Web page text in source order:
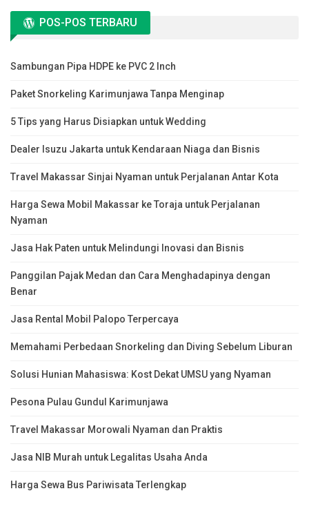
POS-POS TERBARU
Sambungan Pipa HDPE ke PVC 2 Inch
Paket Snorkeling Karimunjawa Tanpa Menginap
5 Tips yang Harus Disiapkan untuk Wedding
Dealer Isuzu Jakarta untuk Kendaraan Niaga dan Bisnis
Travel Makassar Sinjai Nyaman untuk Perjalanan Antar Kota
Harga Sewa Mobil Makassar ke Toraja untuk Perjalanan
Nyaman
Jasa Hak Paten untuk Melindungi Inovasi dan Bisnis
Panggilan Pajak Medan dan Cara Menghadapinya dengan
Benar
Jasa Rental Mobil Palopo Terpercaya
Memahami Perbedaan Snorkeling dan Diving Sebelum Liburan
Solusi Hunian Mahasiswa: Kost Dekat UMSU yang Nyaman
Pesona Pulau Gundul Karimunjawa
Travel Makassar Morowali Nyaman dan Praktis
Jasa NIB Murah untuk Legalitas Usaha Anda
Harga Sewa Bus Pariwisata Terlengkap